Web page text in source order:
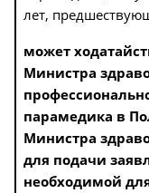
лет,
может
Министра
парамедика в
Министра
для подачи
необходимой